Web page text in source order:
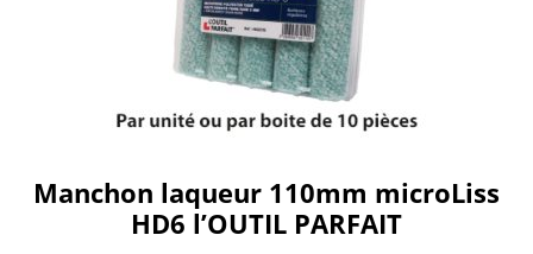
Manchon laqueur 110mm microLiss
HD6 l’OUTIL PARFAIT